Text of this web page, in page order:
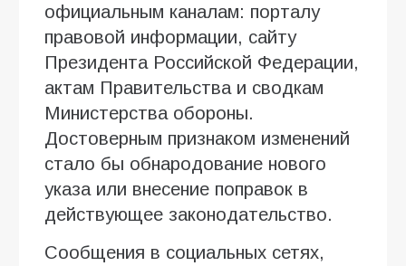
официальным каналам: порталу
правовой информации, сайту
Президента Российской Федерации,
актам Правительства и сводкам
Министерства обороны.
Достоверным признаком изменений
стало бы обнародование нового
указа или внесение поправок в
действующее законодательство.
Сообщения в социальных сетях,